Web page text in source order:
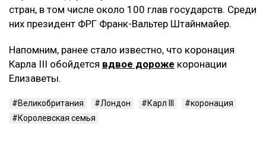
стран, в том числе около 100 глав государств. Среди
них президент ФРГ Франк-Вальтер Штайнмайер.
Напомним, ранее стало известно, что коронация
Карла III обойдется вдвое дороже коронации
Елизаветы.
Великобритания Лондон Карл III
коронация
Королевская семья